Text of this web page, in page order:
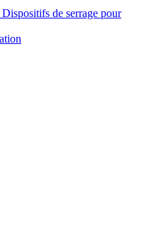
de serrage pour